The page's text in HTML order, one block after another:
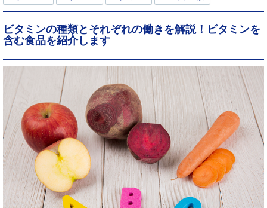
ビタミンの種類とそれぞれの働きを解説！ビタミンを
含む食品を紹介します